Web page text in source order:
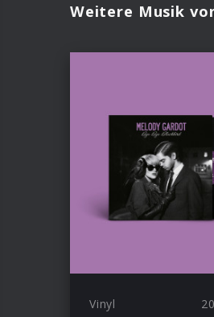
Weitere Musik
Vinyl